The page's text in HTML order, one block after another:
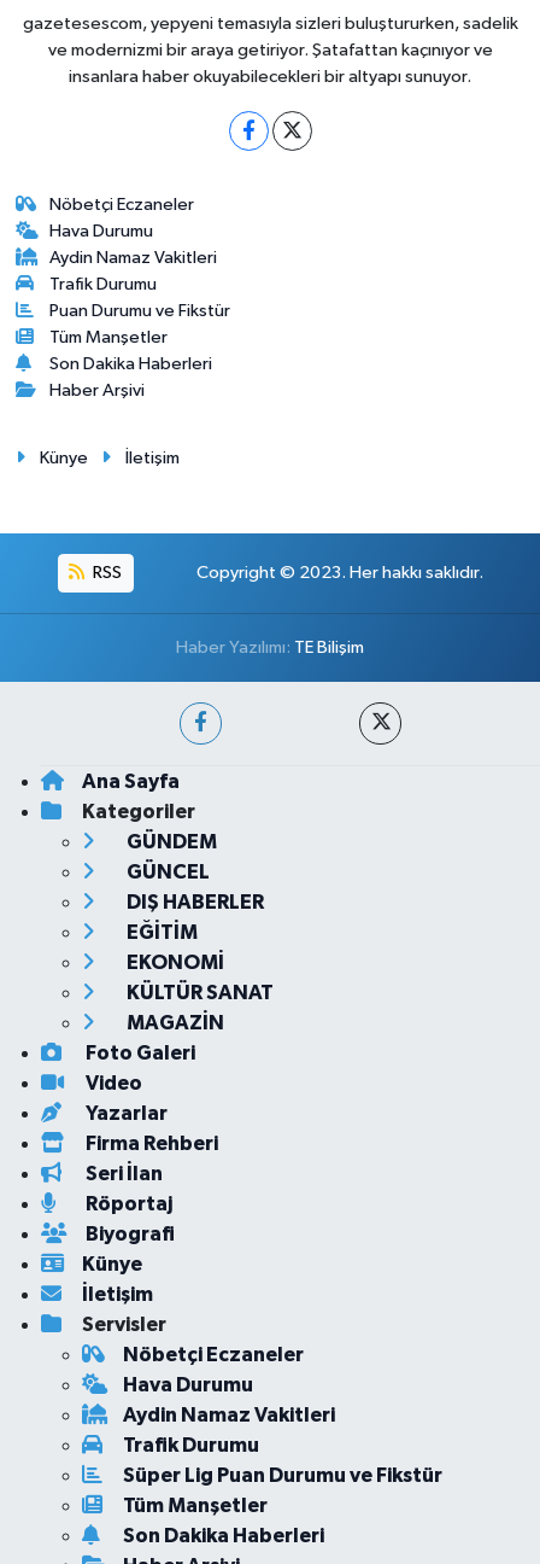
gazetesescom, yepyeni temasıyla sizleri buluştururken, sadelik
ve modernizmi bir araya getiriyor. Şatafattan kaçınıyor ve
insanlara haber okuyabilecekleri bir altyapı sunuyor.
Nöbetçi Eczaneler
Hava Durumu
Aydin Namaz Vakitleri
Trafik Durumu
Puan Durumu ve Fikstür
Tüm Manşetler
Son Dakika Haberleri
Haber Arşivi
Künye İletişim
RSS Copyright © 2023. Her hakkı saklıdır.
Haber Yazılımı: TE Bilişim
Ana Sayfa
Kategoriler
GÜNDEM
GÜNCEL
DIŞ HABERLER
EĞİTİM
EKONOMİ
KÜLTÜR SANAT
MAGAZİN
Foto Galeri
Video
Yazarlar
Firma Rehberi
Seri İlan
Röportaj
Biyografi
Künye
İletişim
Servisler
Nöbetçi Eczaneler
Hava Durumu
Aydin Namaz Vakitleri
Trafik Durumu
Süper Lig Puan Durumu ve Fikstür
Tüm Manşetler
Son Dakika Haberleri